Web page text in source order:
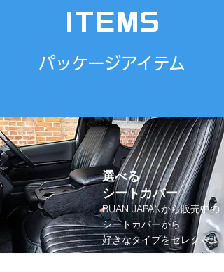
ITEMS
パッケージアイテム
選べる
シートカバー
BUAN JAPANから販売中の
シートカバーから
​好きなタイプをセレクト！